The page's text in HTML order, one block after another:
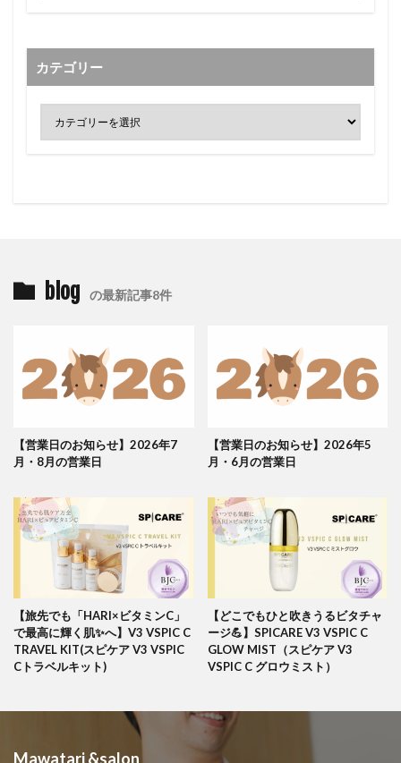
カテゴリー
blog の最新記事8件
【営業日のお知らせ】2026年7
月・8月の営業日
【営業日のお知らせ】2026年5
月・6月の営業日
【旅先でも「HARI×ビタミンC」
で最高に輝く肌✨へ】V3 VSPIC C
TRAVEL KIT(スピケア V3 VSPIC
Cトラベルキット)
【どこでもひと吹きうるビタチャ
ージ💪】SPICARE V3 VSPIC C
GLOW MIST（スピケア V3
VSPIC C グロウミスト）
Mawatari &salon